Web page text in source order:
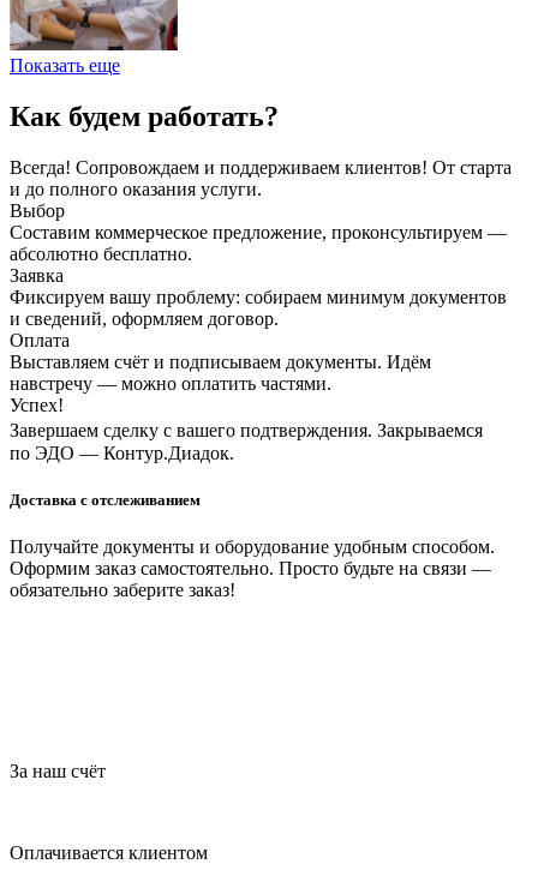
Показать еще
Как будем работать?
Всегда! Сопровождаем и поддерживаем клиентов! От старта
и до полного оказания услуги.
Выбор
Составим коммерческое предложение, проконсультируем —
абсолютно бесплатно.
Заявка
Фиксируем вашу проблему: собираем минимум документов
и сведений, оформляем договор.
Оплата
Выставляем счёт и подписываем документы. Идём
навстречу — можно оплатить частями.
Успех!
Завершаем сделку с вашего подтверждения. Закрываемся
по ЭДО — Контур.Диадок.
Доставка с отслеживанием
Получайте документы и оборудование удобным способом.
Оформим заказ самостоятельно. Просто будьте на связи —
обязательно заберите заказ!
За наш счёт
Оплачивается клиентом